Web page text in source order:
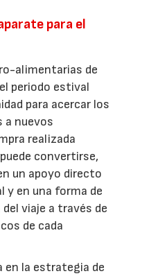
para el
alimentarias de
periodo estival
para acercar los
a nuevos
realizada
convertirse,
un apoyo directo
y en una forma de
viaje a través de
de cada
en la estrategia de